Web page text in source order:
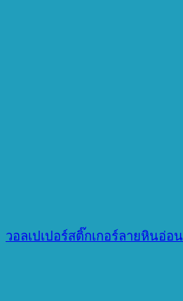
วอลเปเปอร์สติ๊กเกอร์ลายหินอ่อน